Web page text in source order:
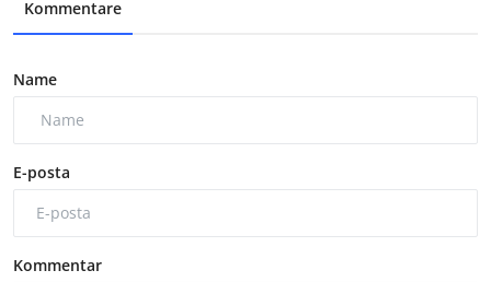
Kommentare
Name
E-posta
Kommentar